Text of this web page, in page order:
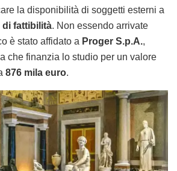
la disponibilità di soggetti esterni a
fattibilità. Non essendo arrivate
è stato affidato a Proger S.p.A.,
che finanzia lo studio per un valore
876 mila euro.